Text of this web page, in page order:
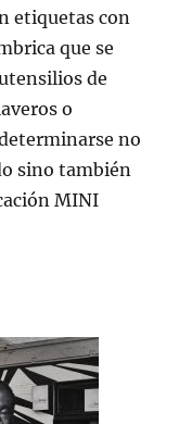
etiquetas con
que se
de
o
no
sino también
MINI